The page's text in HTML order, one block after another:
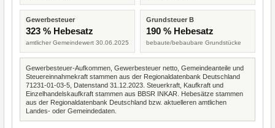
Gewerbesteuer
323 % Hebesatz
amtlicher Gemeindewert 30.06.2025
Grundsteuer B
190 % Hebesatz
bebaute/bebaubare Grundstücke
Gewerbesteuer-Aufkommen, Gewerbesteuer netto, Gemeindeanteile und
Steuereinnahmekraft stammen aus der Regionaldatenbank Deutschland
71231-01-03-5, Datenstand 31.12.2023. Steuerkraft, Kaufkraft und
Einzelhandelskaufkraft stammen aus BBSR INKAR. Hebesätze stammen
aus der Regionaldatenbank Deutschland bzw. aktuelleren amtlichen
Landes- oder Gemeindedaten.